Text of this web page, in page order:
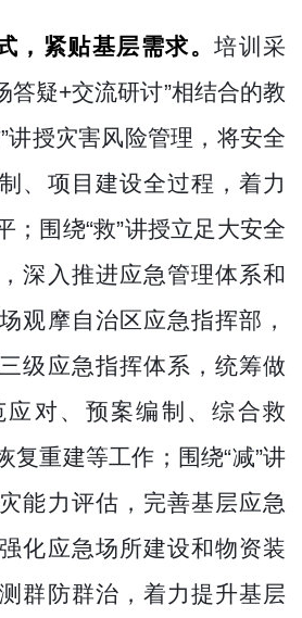
， 紧贴基层需求。培训采
答疑+交流研讨”相结合的教
讲授灾害风险管理，将安全
、项目建设全过程，着力
；围绕“救”讲授立足大安全
深入推进应急管理体系和
观摩自治区应急指挥部，
级应急指挥体系，统筹做
对、预案编制、综合救
复重建等工作；围绕“减”讲
能力评估，完善基层应急
化应急场所建设和物资装
群防群治，着力提升基层